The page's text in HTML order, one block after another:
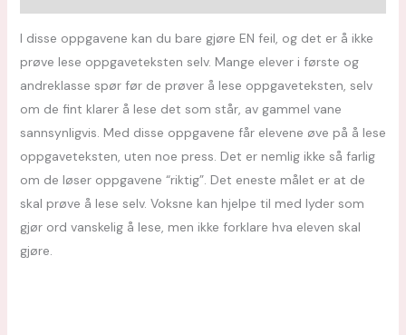
I disse oppgavene kan du bare gjøre EN feil, og det er å ikke
prøve lese oppgaveteksten selv. Mange elever i første og
andreklasse spør før de prøver å lese oppgaveteksten, selv
om de fint klarer å lese det som står, av gammel vane
sannsynligvis. Med disse oppgavene får elevene øve på å lese
oppgaveteksten, uten noe press. Det er nemlig ikke så farlig
om de løser oppgavene “riktig”. Det eneste målet er at de
skal prøve å lese selv. Voksne kan hjelpe til med lyder som
gjør ord vanskelig å lese, men ikke forklare hva eleven skal
gjøre.